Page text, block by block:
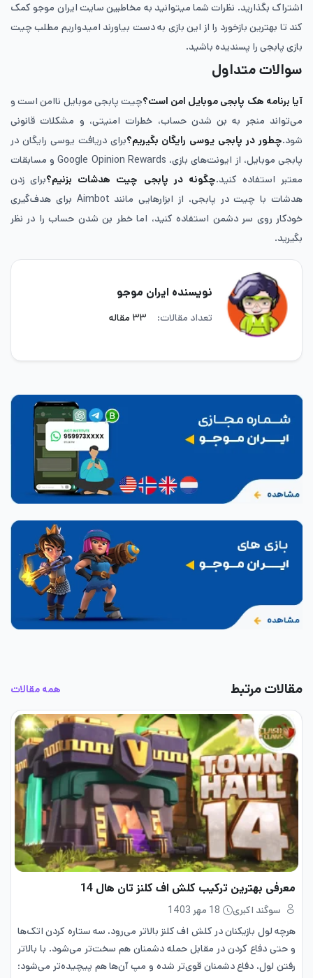
اشتراک بگذارید. نظرات شما میتوانید به مخاطبین سایت ایران موجو کمک
کند تا بهترین بازخورد را از این بازی به دست بیاورند امیدواریم مطلب چیت
بازی پابجی را پسندیده باشید.
سوالات متداول
آیا برنامه هک پابجی موبایل امن است؟چیت پابجی موبایل ناامن است و
می‌تواند منجر به بن شدن حساب، خطرات امنیتی، و مشکلات قانونی
شود.چطور در پابجی یوسی رایگان بگیریم؟برای دریافت یوسی رایگان در
پابجی موبایل، از ایونت‌های بازی، Google Opinion Rewards و مسابقات
معتبر استفاده کنید.چگونه در پابجی چیت هدشات بزنیم؟برای زدن
هدشات با چیت در پابجی، از ابزارهایی مانند Aimbot برای هدف‌گیری
خودکار روی سر دشمن استفاده کنید، اما خطر بن شدن حساب را در نظر
بگیرید.
نویسنده ایران موجو
تعداد مقالات: ۳۳ مقاله
مقالات مرتبط همه مقالات
معرفی بهترین ترکیب کلش اف کلنز تان هال 14
سوگند اکبری
18 مهر 1403
هرچه لول بازیکنان در کلش اف کلنز بالاتر می‌رود، سه ستاره کردن اتک‌ها
و حتی دفاع کردن در مقابل حمله دشمنان هم سخت‌تر می‌شود. با بالاتر
رفتن لول، دفاع دشمنان قوی‌تر شده و مپ آن‌ها هم پیچیده‌تر می‌شود؛